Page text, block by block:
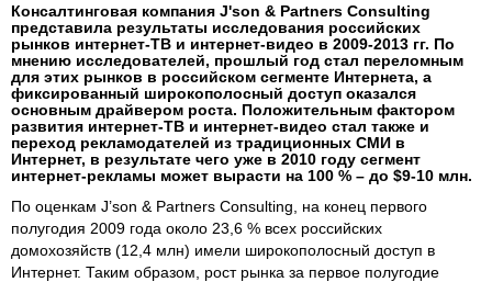
Консалтинговая компания J'son & Partners Consulting
представила результаты исследования российских
рынков интернет-ТВ и интернет-видео в 2009-2013 гг. По
мнению исследователей, прошлый год стал переломным
для этих рынков в российском сегменте Интернета, а
фиксированный широкополосный доступ оказался
основным драйвером роста. Положительным фактором
развития интернет-ТВ и интернет-видео стал также и
переход рекламодателей из традиционных СМИ в
Интернет, в результате чего уже в 2010 году сегмент
интернет-рекламы может вырасти на 100 % – до $9-10 млн.
По оценкам J’son & Partners Consulting, на конец первого
полугодия 2009 года около 23,6 % всех российских
домохозяйств (12,4 млн) имели широкополосный доступ в
Интернет. Таким образом, рост рынка за первое полугодие